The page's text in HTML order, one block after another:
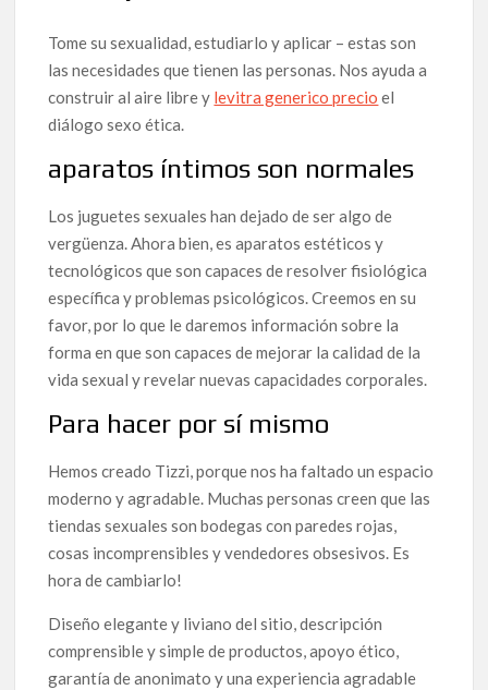
Tome su sexualidad, estudiarlo y aplicar – estas son
las necesidades que tienen las personas. Nos ayuda a
construir al aire libre y levitra generico precio el
diálogo sexo ética.
aparatos íntimos son normales
Los juguetes sexuales han dejado de ser algo de
vergüenza. Ahora bien, es aparatos estéticos y
tecnológicos que son capaces de resolver fisiológica
específica y problemas psicológicos. Creemos en su
favor, por lo que le daremos información sobre la
forma en que son capaces de mejorar la calidad de la
vida sexual y revelar nuevas capacidades corporales.
Para hacer por sí mismo
Hemos creado Tizzi, porque nos ha faltado un espacio
moderno y agradable. Muchas personas creen que las
tiendas sexuales son bodegas con paredes rojas,
cosas incomprensibles y vendedores obsesivos. Es
hora de cambiarlo!
Diseño elegante y liviano del sitio, descripción
comprensible y simple de productos, apoyo ético,
garantía de anonimato y una experiencia agradable